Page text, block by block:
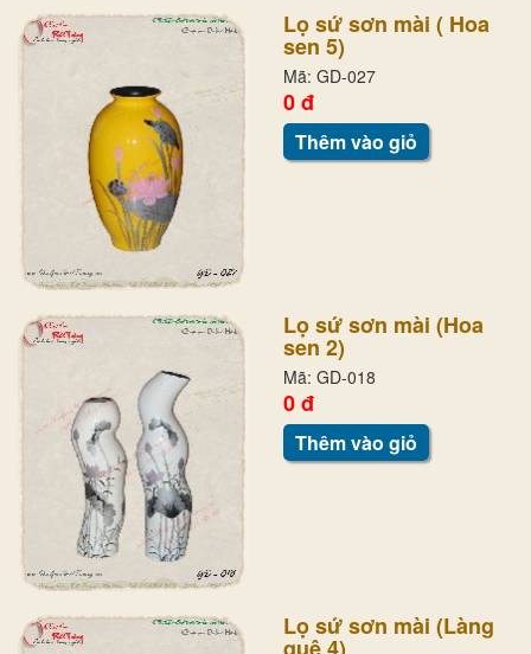
Lọ sứ sơn mài ( Hoa
sen 5)
Mã: GD-027
0 đ
Thêm vào giỏ
Lọ sứ sơn mài (Hoa
sen 2)
Mã: GD-018
0 đ
Thêm vào giỏ
Lọ sứ sơn mài (Làng